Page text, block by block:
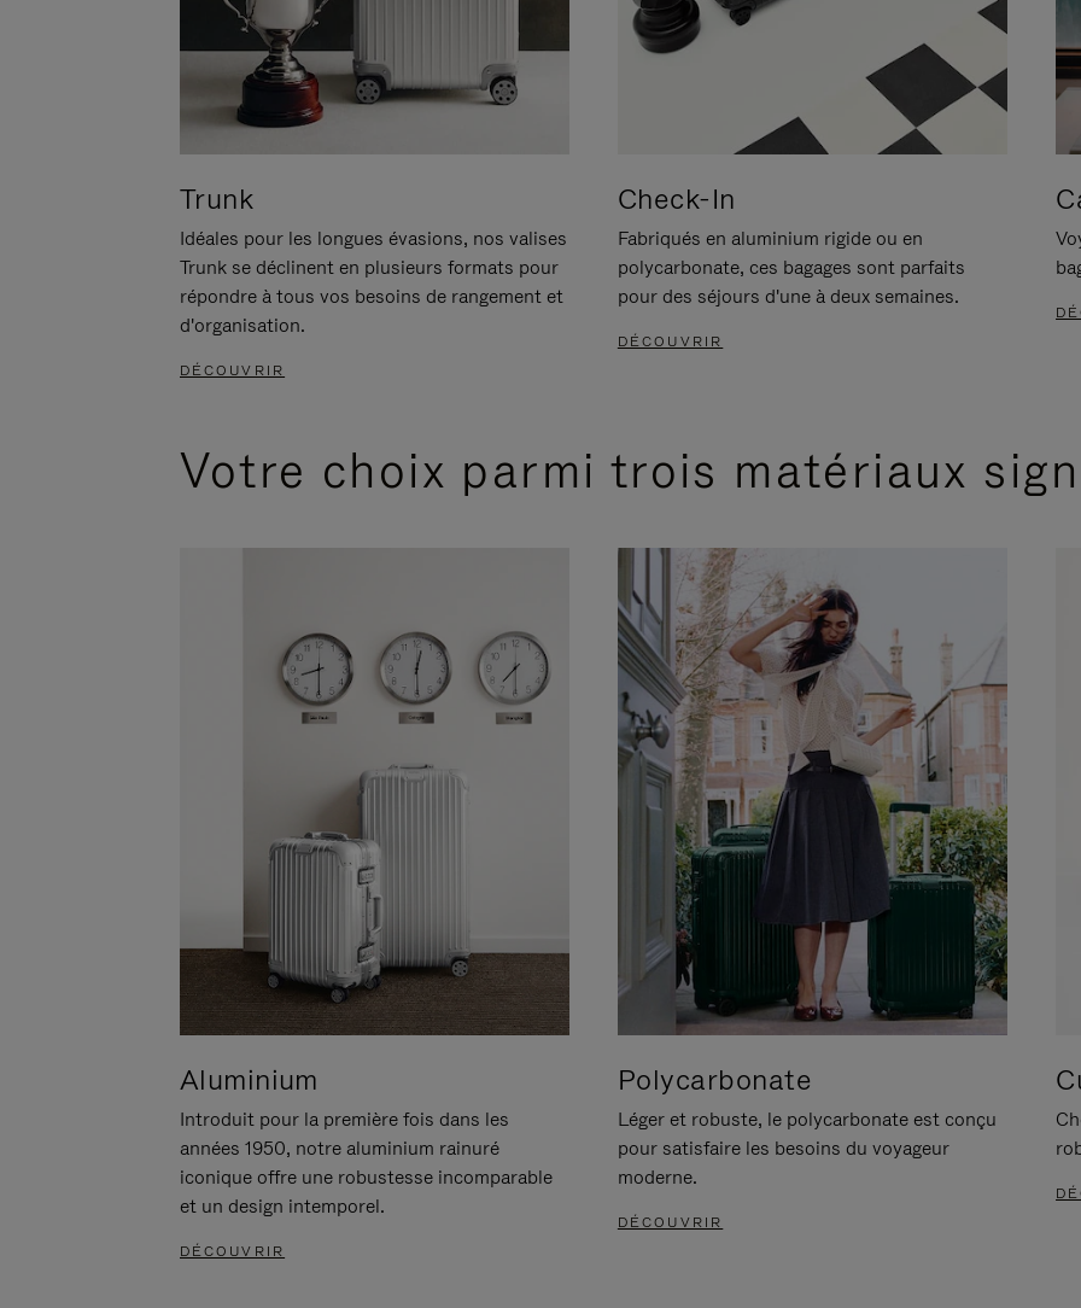
Trunk
Idéales pour les longues évasions, nos valises
Trunk se déclinent en plusieurs formats pour
répondre à tous vos besoins de rangement et
d'organisation.
DÉCOUVRIR
Check-In
Fabriqués en aluminium rigide ou en
polycarbonate, ces bagages sont parfaits
pour des séjours d'une à deux semaines.
DÉCOUVRIR
Votre choix parmi trois matériaux
Aluminium
Introduit pour la première fois dans les
années 1950, notre aluminium rainuré
iconique offre une robustesse incomparable
et un design intemporel.
DÉCOUVRIR
Polycarbonate
Léger et robuste, le polycarbonate est conçu
pour satisfaire les besoins du voyageur
moderne.
DÉCOUVRIR